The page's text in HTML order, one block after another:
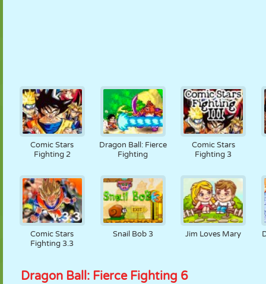
Comic Stars
Fighting 2
Dragon Ball: Fierce
Fighting
Comic Stars
Fighting 3
Comic Stars
Fighting 3.3
Snail Bob 3 Jim Loves Mary
Dragon Ball: Fierce Fighting 6